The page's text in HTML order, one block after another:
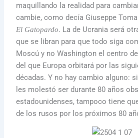
maquillando la realidad para
cambie, como decía Giuseppe
El Gatopardo. La de Ucrania será
que se libran para que todo siga
Moscú y no Washington el centro
del que Europa orbitará por las
décadas. Y no hay cambio alguno:
les molestó ser durante 80 años
estadounidenses, tampoco tiene
de los rusos por los próximos 80